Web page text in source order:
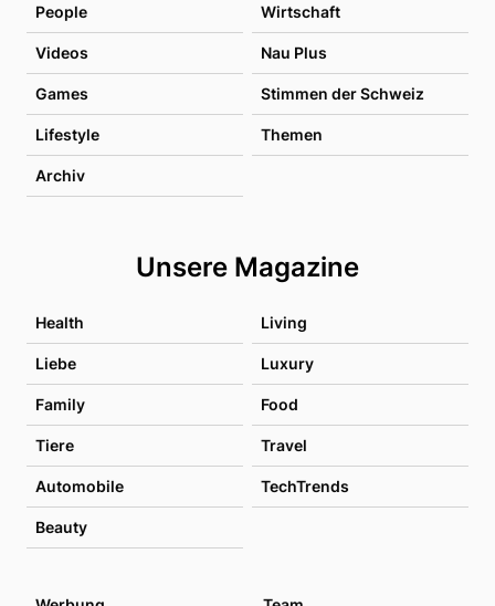
People Wirtschaft
Videos Nau Plus
Games Stimmen der Schweiz
Lifestyle Themen
Archiv
Unsere Magazine
Health Living
Liebe Luxury
Family Food
Tiere Travel
Automobile TechTrends
Beauty